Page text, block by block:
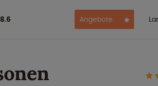
8.6 Angebote